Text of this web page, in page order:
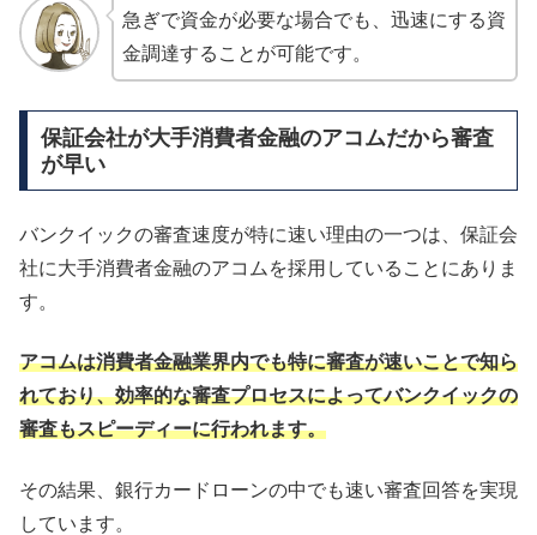
急ぎで資金が必要な場合でも、迅速にする資
金調達することが可能です。
保証会社が大手消費者金融のアコムだから審査
が早い
バンクイックの審査速度が特に速い理由の一つは、保証会
社に大手消費者金融のアコムを採用していることにありま
す。
アコムは消費者金融業界内でも特に審査が速いことで知ら
れており、効率的な審査プロセスによってバンクイックの
審査もスピーディーに行われます。
その結果、銀行カードローンの中でも速い審査回答を実現
しています。